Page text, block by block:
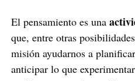
escolares empatía
El pensamiento es una
que, entre otras
misión ayudarnos a
anticipar lo que